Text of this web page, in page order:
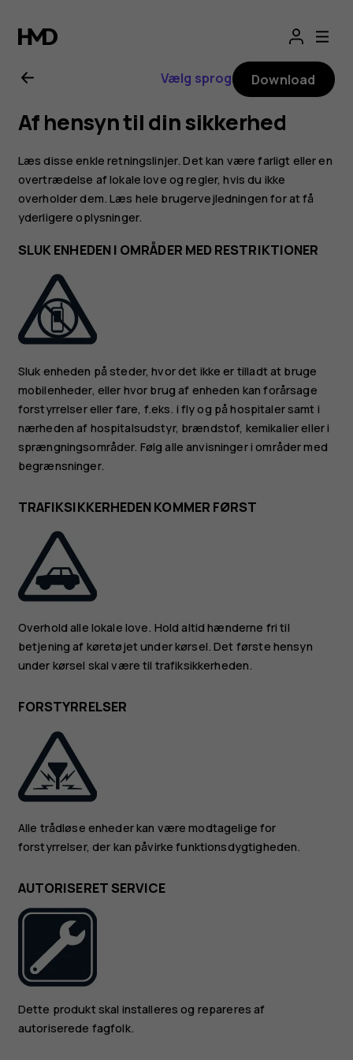
Brugervejledning
til
Nokia
2.1
Vælg sprog Download
Af hensyn til din sikkerhed
Læs disse enkle retningslinjer. Det kan være farligt eller en
overtrædelse af lokale love og regler, hvis du ikke
overholder dem. Læs hele brugervejledningen for at få
yderligere oplysninger.
SLUK ENHEDEN I OMRÅDER MED RESTRIKTIONER
Sluk enheden på steder, hvor det ikke er tilladt at bruge
mobilenheder, eller hvor brug af enheden kan forårsage
forstyrrelser eller fare, f.eks. i fly og på hospitaler samt i
nærheden af hospitalsudstyr, brændstof, kemikalier eller i
sprængningsområder. Følg alle anvisninger i områder med
begrænsninger.
TRAFIKSIKKERHEDEN KOMMER FØRST
Overhold alle lokale love. Hold altid hænderne fri til
betjening af køretøjet under kørsel. Det første hensyn
under kørsel skal være til trafiksikkerheden.
FORSTYRRELSER
Alle trådløse enheder kan være modtagelige for
forstyrrelser, der kan påvirke funktionsdygtigheden.
AUTORISERET SERVICE
Dette produkt skal installeres og repareres af
autoriserede fagfolk.